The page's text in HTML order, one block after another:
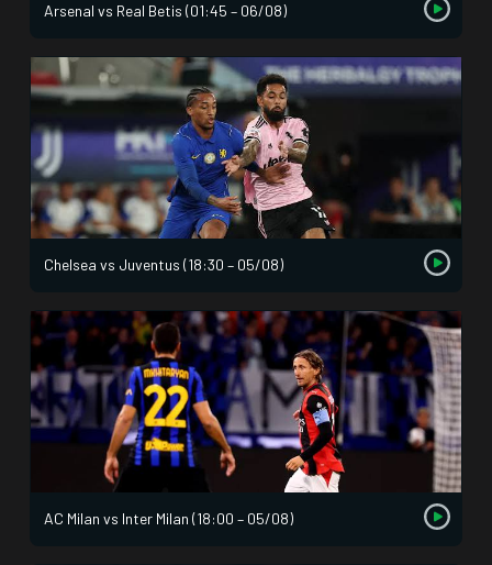
Arsenal vs Real Betis (01:45 – 06/08)
Chelsea vs Juventus (18:30 – 05/08)
AC Milan vs Inter Milan (18:00 – 05/08)